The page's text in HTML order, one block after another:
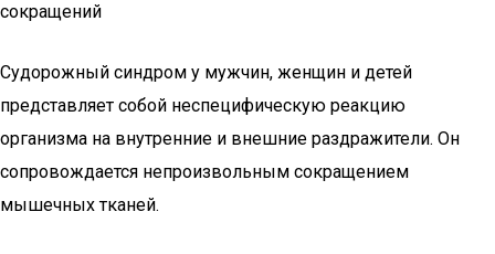
сокращений
Судорожный синдром у мужчин, женщин и детей
представляет собой неспецифическую реакцию
организма на внутренние и внешние раздражители. Он
сопровождается непроизвольным сокращением
мышечных тканей.